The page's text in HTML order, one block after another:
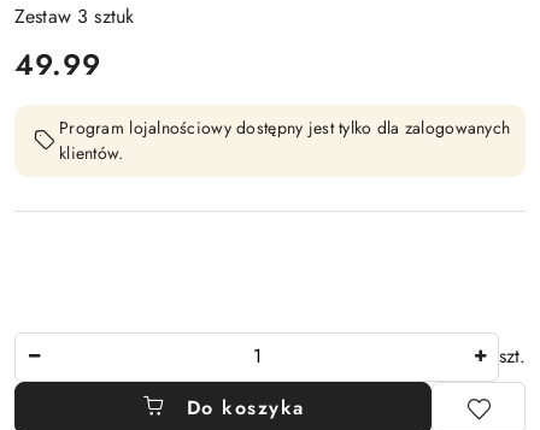
Zestaw 3 sztuk
cena:
49.99
Program lojalnościowy dostępny jest tylko dla zalogowanych
klientów.
szt.
Do koszyka